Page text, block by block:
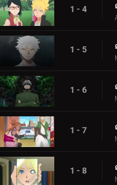
1 - 4
1 - 5
1 - 6
1 - 7
1 - 8